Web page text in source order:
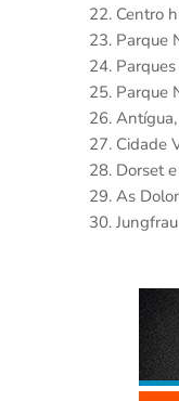
22. Centro
23. Parque
24.
25. Parque
26.
27. Cidade
28. Dorset
29. As
30.